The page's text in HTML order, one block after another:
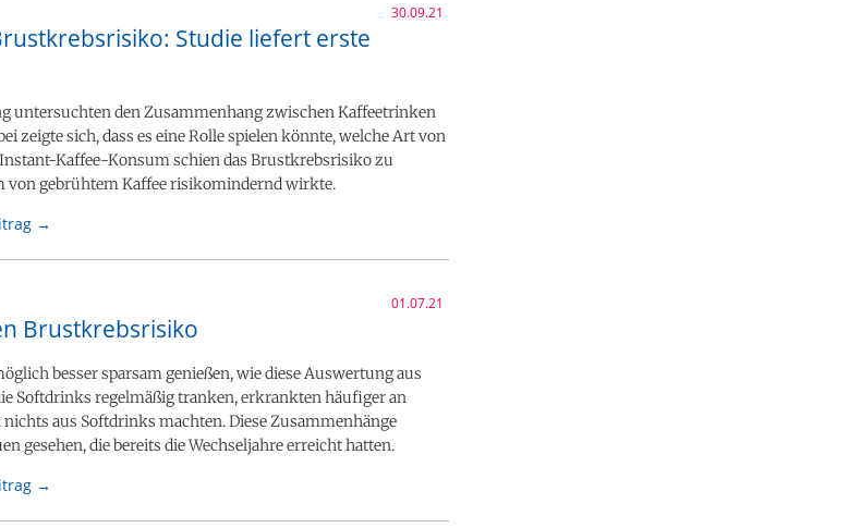
30.09.21
Studie liefert erste
untersuchten den Zusammenhang zwischen Kaffeetrinken
zeigte sich, dass es eine Rolle spielen könnte, welche Art von
Kaffee-Konsum schien das Brustkrebsrisiko zu
von gebrühtem Kaffee risikomindernd wirkte.
→
01.07.21
Brustkrebsrisiko
besser sparsam genießen, wie diese Auswertung aus
Softdrinks regelmäßig tranken, erkrankten häufiger an
aus Softdrinks machten. Diese Zusammenhänge
gesehen, die bereits die Wechseljahre erreicht hatten.
→